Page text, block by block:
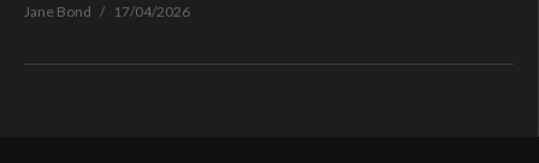
Jane Bond 17/04/2026